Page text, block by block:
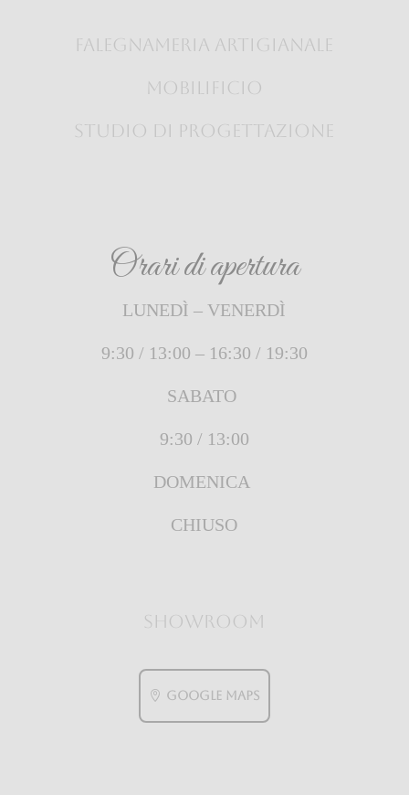
falegnameria artigianale
mobilificio
studio di progettazione
Orari di apertura
LUNEDÌ – VENERDÌ
9:30 / 13:00 – 16:30 / 19:30
SABATO
9:30 / 13:00
DOMENICA
CHIUSO
showroom
GOOGLE MAPS